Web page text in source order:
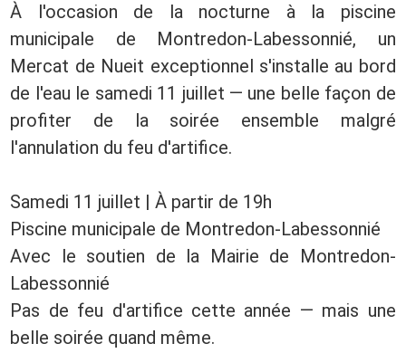
À l'occasion de la nocturne à la piscine
municipale de Montredon-Labessonnié, un
Mercat de Nueit exceptionnel s'installe au bord
de l'eau le samedi 11 juillet — une belle façon de
profiter de la soirée ensemble malgré
l'annulation du feu d'artifice.
Samedi 11 juillet | À partir de 19h
Piscine municipale de Montredon-Labessonnié
Avec le soutien de la Mairie de Montredon-
Labessonnié
Pas de feu d'artifice cette année — mais une
belle soirée quand même.